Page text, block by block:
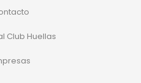
Club Huellas